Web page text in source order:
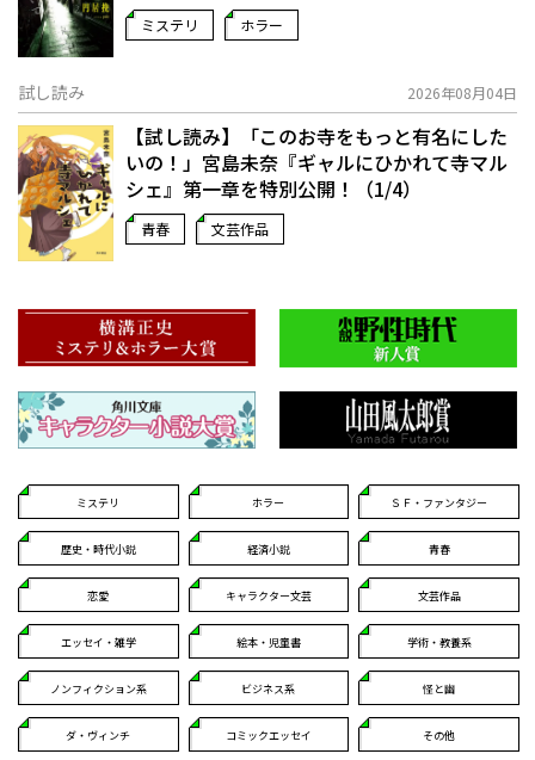
ミステリ ホラー
試し読み 2026年08月04日
【試し読み】「このお寺をもっと有名にした
いの！」宮島未奈『ギャルにひかれて寺マル
シェ』第一章を特別公開！（1/4）
青春 文芸作品
ミステリ ホラー ＳＦ・ファンタジー
歴史・時代小説 経済小説 青春
恋愛 キャラクター文芸 文芸作品
エッセイ・雑学 絵本・児童書 学術・教養系
ノンフィクション系 ビジネス系 怪と幽
ダ・ヴィンチ コミックエッセイ その他